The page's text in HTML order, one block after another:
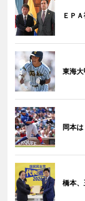
ＥＰ
東海
岡本
橋本